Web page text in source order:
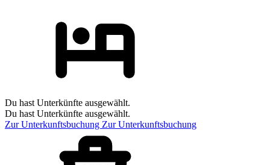
Du hast Unterkünfte ausgewählt.
Du hast Unterkünfte ausgewählt.
Zur Unterkunftsbuchung Zur Unterkunftsbuchung